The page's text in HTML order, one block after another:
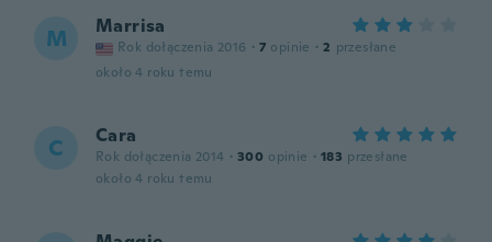
M Marrisa
Rok dołączenia 2016 · 7 opinie · 2 przesłane
około 4 roku temu
C Cara
Rok dołączenia 2014 · 300 opinie · 183 przesłane
około 4 roku temu